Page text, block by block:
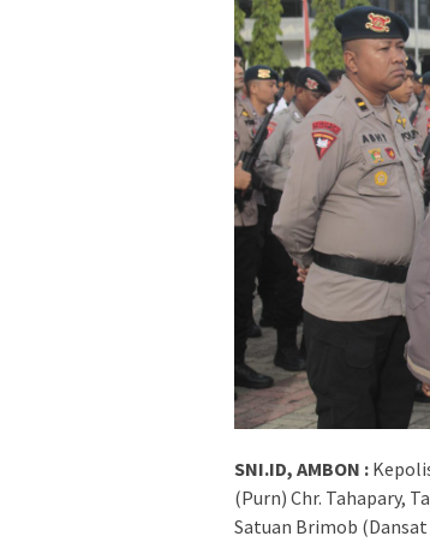
SNI.ID, AMBON :
(Purn) Chr. Tahapary,
Satuan Brimob (Dansat